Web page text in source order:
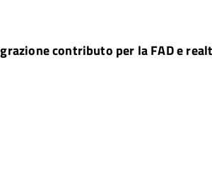
contributo per la FAD e